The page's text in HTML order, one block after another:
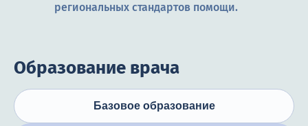
региональных стандартов помощи.
Образование врача
Базовое образование